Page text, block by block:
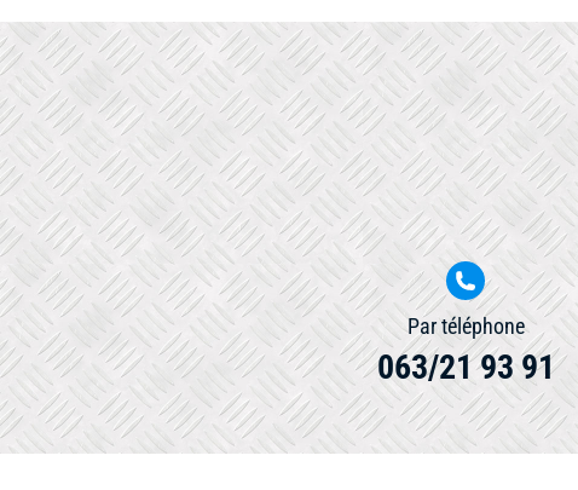
Par téléphone
063/21 93 91